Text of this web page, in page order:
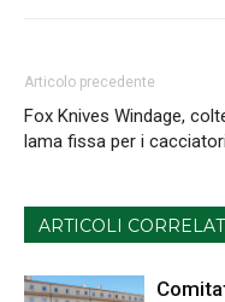
Articolo precedente
Fox Knives Windage,
lama fissa per i cacciatori
ARTICOLI